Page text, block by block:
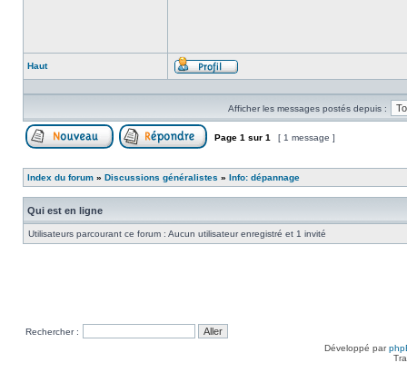
Haut
Profil
Afficher les messages postés depuis :
Page 1 sur 1 [ 1 message ]
Index du forum » Discussions généralistes » Info: dépannage
Qui est en ligne
Utilisateurs parcourant ce forum : Aucun utilisateur enregistré et 1 invité
Rechercher :
Développé par